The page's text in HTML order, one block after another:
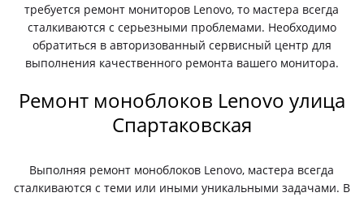
требуется ремонт мониторов Lenovo, то мастера всегда
сталкиваются с серьезными проблемами. Необходимо
обратиться в авторизованный сервисный центр для
выполнения качественного ремонта вашего монитора.
Ремонт моноблоков Lenovo улица
Спартаковская
Выполняя ремонт моноблоков Lenovo, мастера всегда
сталкиваются с теми или иными уникальными задачами. В